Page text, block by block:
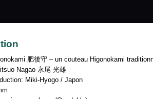
肥後守 – un couteau Higonokami
Nagao 永尾 光雄
Miki-Hyogo / Japon